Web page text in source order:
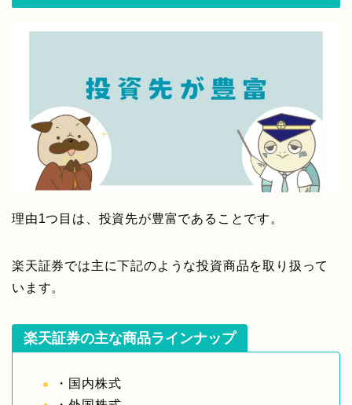
理由1つ目は、投資先が豊富であることです。
楽天証券では主に下記のような投資商品を取り扱って
います。
楽天証券の主な商品ラインナップ
・国内株式